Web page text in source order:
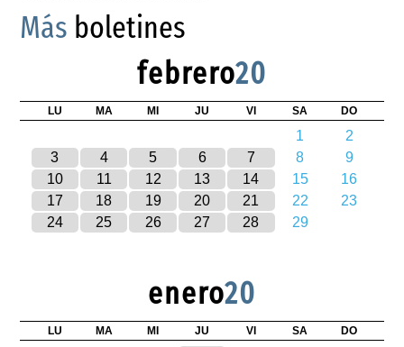
Más boletines
febrero20
LU MA MI JU VI SA DO
1
2
3
4 5 6 7 8
9
10
11 12 13 14 15
16
17
18 19 20 21 22
23
24
25 26 27 28 29
enero20
LU MA MI JU VI SA DO